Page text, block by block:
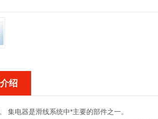
绍
集电器是滑线系统中*主要的部件之一。